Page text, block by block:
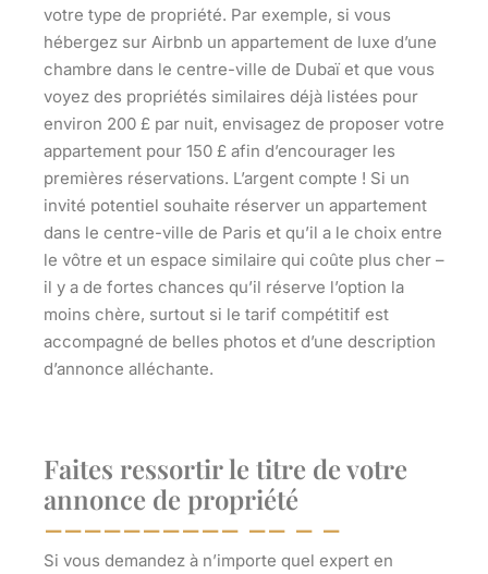
votre type de propriété. Par exemple, si vous
hébergez sur Airbnb un appartement de luxe d’une
chambre dans le centre-ville de Dubaï et que vous
voyez des propriétés similaires déjà listées pour
environ 200 £ par nuit, envisagez de proposer votre
appartement pour 150 £ afin d’encourager les
premières réservations. L’argent compte ! Si un
invité potentiel souhaite réserver un appartement
dans le centre-ville de Paris et qu’il a le choix entre
le vôtre et un espace similaire qui coûte plus cher –
il y a de fortes chances qu’il réserve l’option la
moins chère, surtout si le tarif compétitif est
accompagné de belles photos et d’une description
d’annonce alléchante.
Faites ressortir le titre de votre
annonce de propriété
Si vous demandez à n’importe quel expert en